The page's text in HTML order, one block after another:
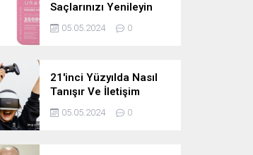
Saçlarınızı Yenileyin
05.05.2024 0
21'inci Yüzyılda Nasıl
Tanışır Ve İletişim
Kurarız Ve Metaverse
Bunu Yakın Zamanda
05.05.2024 0